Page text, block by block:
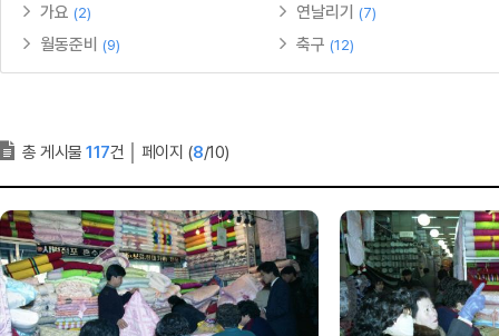
가요 (2) 연날리기 (7)
월동준비 (9) 축구 (12)
총 게시물 117건 페이지 (8/10)